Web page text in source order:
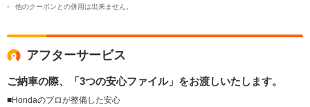
他のクーポンとの併用は出来ません。
アフターサービス
ご納車の際、「3つの安心ファイル」をお渡しいたします。
■Hondaのプロが整備した安心